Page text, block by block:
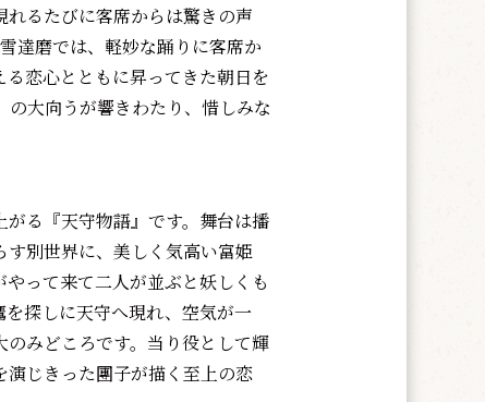
るたびに客席からは驚きの声
達磨では、軽妙な踊りに客席か
恋心とともに昇ってきた朝日を
大向うが響きわたり、惜しみな
る『天守物語』です。舞台は播
別世界に、美しく気高い富姫
って来て二人が並ぶと妖しくも
探しに天守へ現れ、空気が一
みどころです。当り役として輝
じきった團子が描く至上の恋